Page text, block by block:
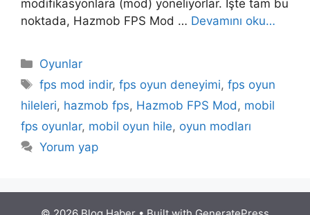
modifikasyonlara (mod) yöneliyorlar. İşte tam bu
noktada, Hazmob FPS Mod … Devamını oku…
Kategoriler
Oyunlar
Etiketler
fps mod indir,fps oyun deneyimi,fps oyun
hileleri, hazmob fps, Hazmob FPS Mod , mobil
fps oyunlar, mobil oyun hile, oyun modları
Yorum yap